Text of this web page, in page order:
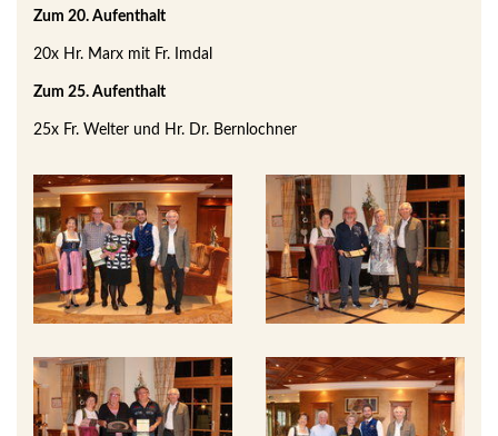
Zum 20. Aufenthalt
20x Hr. Marx mit Fr. Imdal
Zum 25. Aufenthalt
25x Fr. Welter und Hr. Dr. Bernlochner